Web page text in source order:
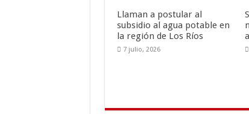
k
r
Llaman a postular al
subsidio al agua potable en
la región de Los Ríos
7 julio, 2026